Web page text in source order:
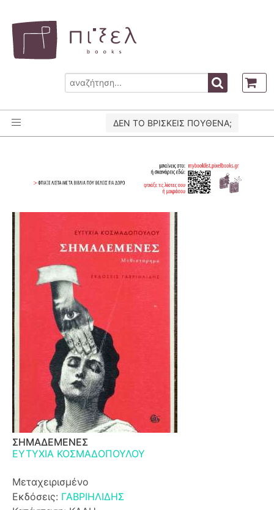
ΔΕΝ ΤΟ ΒΡΙΣΚΕΙΣ ΠΟΥΘΕΝΑ;
ΣΗΜΑΔΕΜΕΝΕΣ
ΕΥΤΥΧΙΑ ΚΟΣΜΑΔΟΠΟΥΛΟΥ
Μεταχειρισμένο
Εκδόσεις: ΓΑΒΡΙΗΛΙΔΗΣ